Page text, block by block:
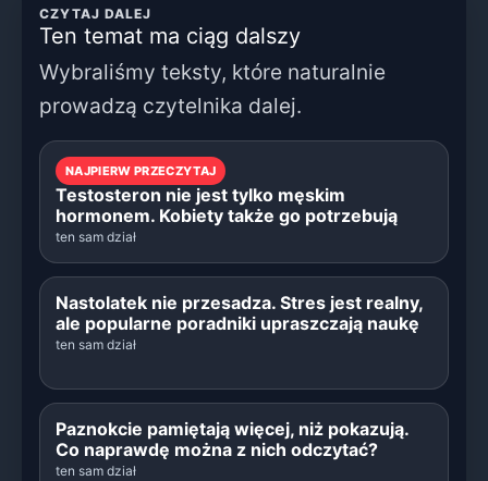
CZYTAJ DALEJ
Ten temat ma ciąg dalszy
Wybraliśmy teksty, które naturalnie
prowadzą czytelnika dalej.
NAJPIERW PRZECZYTAJ
Testosteron nie jest tylko męskim
hormonem. Kobiety także go potrzebują
ten sam dział
Nastolatek nie przesadza. Stres jest realny,
ale popularne poradniki upraszczają naukę
ten sam dział
Paznokcie pamiętają więcej, niż pokazują.
Co naprawdę można z nich odczytać?
ten sam dział